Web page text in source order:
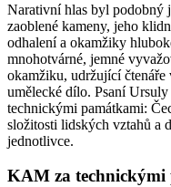
Narativní hlas byl podobný
zaoblené kameny, jeho
odhalení a okamžiky
mnohotvárné, jemné
okamžiku, udržující čtenáře
umělecké dílo. Psaní
technickými památkami:
složitosti lidských vztahů a
jednotlivce.
KAM za